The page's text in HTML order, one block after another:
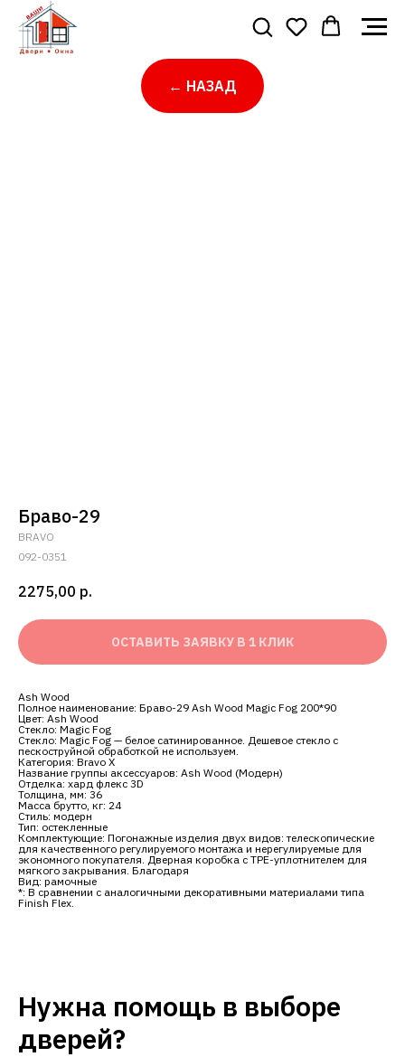
← НАЗАД
Браво-29
BRAVO
092-0351
2275,00 р.
ОСТАВИТЬ ЗАЯВКУ В 1 КЛИК
Ash Wood
Полное наименование: Браво-29 Ash Wood Magic Fog 200*90
Цвет: Ash Wood
Стекло: Magic Fog
Стекло: Magic Fog — белое сатинированное. Дешевое стекло с
пескоструйной обработкой не используем.
Категория: Bravo X
Название группы аксессуаров: Ash Wood (Модерн)
Отделка: хард флекс 3D
Толщина, мм: 36
Масса брутто, кг: 24
Стиль: модерн
Тип: остекленные
Комплектующие: Погонажные изделия двух видов: телескопические
для качественного регулируемого монтажа и нерегулируемые для
экономного покупателя. Дверная коробка с TPE-уплотнителем для
мягкого закрывания. Благодаря
Вид: рамочные
*: В сравнении с аналогичными декоративными материалами типа
Finish Flex.
Нужна помощь в выборе
дверей?